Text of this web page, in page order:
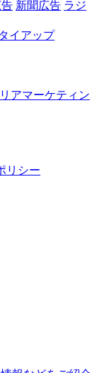
新聞広告 ラジ
イアップ
アマーケティン
リシー